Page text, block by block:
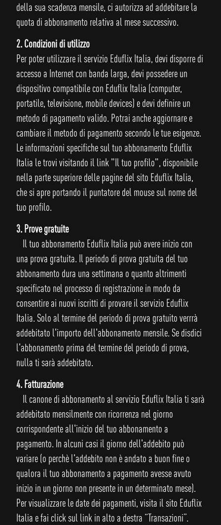
della sua scadenza mensile, ci autorizza ad addebitare la
quota di abbonamento relativa al mese successivo.
2. Condizioni di utilizzo
Per poter utilizzare il servizio Eduflix Italia, devi disporre di
accesso a Internet con banda larga, devi possedere un
dispositivo compatibile con Eduflix Italia (computer,
portatile, televisione, mobile devices) e devi definire un
metodo di pagamento valido. Potrai anche aggiornare e
cambiare il metodo di pagamento secondo le tue esigenze.
Le informazioni specifiche sul tuo abbonamento Eduflix
Italia le trovi visitando il link "Il tuo profilo", disponibile
nella parte superiore delle pagine del sito Eduflix Italia,
che si apre portando il puntatore del mouse sul nome del
tuo profilo.
3. Prove gratuite
Il tuo abbonamento Eduflix Italia può avere inizio con
una prova gratuita. Il periodo di prova gratuita del tuo
abbonamento dura una settimana o quanto altrimenti
specificato nel processo di registrazione in modo da
consentire ai nuovi iscritti di provare il servizio Eduflix
Italia. Solo al termine del periodo di prova gratuito verrrà
addebitato l'importo dell'abbonamento mensile. Se disdici
l'abbonamento prima del termine del periodo di prova,
nulla ti sarà addebitato.
4. Fatturazione
Il canone di abbonamento al servizio Eduflix Italia ti sarà
addebitato mensilmente con ricorrenza nel giorno
corrispondente all'inizio del tuo abbonamento a
pagamento. In alcuni casi il giorno dell'addebito può
variare (o perchè l'addebito non è andato a buon fine o
qualora il tuo abbonamento a pagamento avesse avuto
inizio in un giorno non presente in un determinato mese).
Per visualizzare le date dei pagamenti, visita il sito Eduflix
Italia e fai click sul link in alto a destra “Transazioni”.